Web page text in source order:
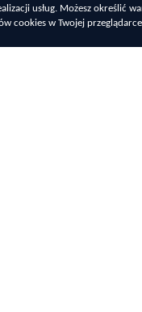
usług. Możesz określić
cookies w Twojej